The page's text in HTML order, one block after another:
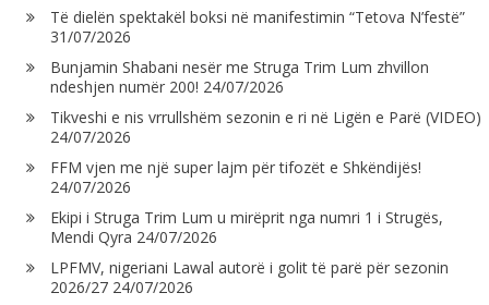
Të dielën spektakël boksi në manifestimin “Tetova N’festë”
31/07/2026
Bunjamin Shabani nesër me Struga Trim Lum zhvillon
ndeshjen numër 200! 24/07/2026
Tikveshi e nis vrrullshëm sezonin e ri në Ligën e Parë (VIDEO)
24/07/2026
FFM vjen me një super lajm për tifozët e Shkëndijës!
24/07/2026
Ekipi i Struga Trim Lum u mirëprit nga numri 1 i Strugës,
Mendi Qyra 24/07/2026
LPFMV, nigeriani Lawal autorë i golit të parë për sezonin
2026/27 24/07/2026